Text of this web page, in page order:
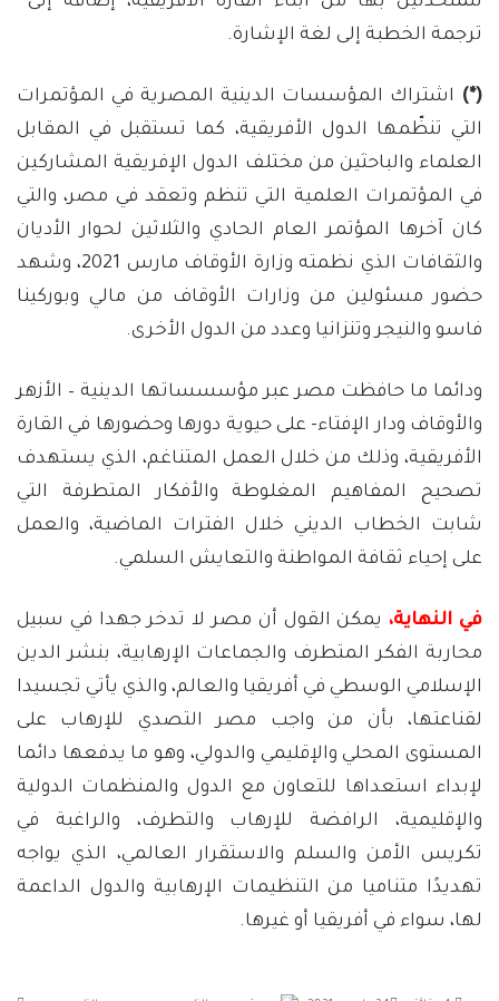
ترجمة الخطبة إلى لغة الإشارة.
(*) اشتراك المؤسسات الدينية المصرية في المؤتمرات
التي تنظّمها الدول الأفريقية، كما تستقبل في المقابل
العلماء والباحثين من مختلف الدول الإفريقية المشاركين
في المؤتمرات العلمية التي تنظم وتعقد في مصر، والتي
كان آخرها المؤتمر العام الحادي والثلاثين لحوار الأديان
والثقافات الذي نظمته وزارة الأوقاف مارس 2021، وشهد
حضور مسئولين من وزارات الأوقاف من مالي وبوركينا
فاسو والنيجر وتنزانيا وعدد من الدول الأخرى.
ودائما ما حافظت مصر عبر مؤسسساتها الدينية – الأزهر
والأوقاف ودار الإفتاء- على حيوية دورها وحضورها في القارة
الأفريقية، وذلك من خلال العمل المتناغم، الذي يستهدف
تصحيح المفاهيم المغلوطة والأفكار المتطرفة التي
شابت الخطاب الديني خلال الفترات الماضية، والعمل
على إحياء ثقافة المواطنة والتعايش السلمي.
في النهاية، يمكن القول أن مصر لا تدخر جهدا في سبيل
محاربة الفكر المتطرف والجماعات الإرهابية، بنشر الدين
الإسلامي الوسطي في أفريقيا والعالم، والذي يأتي تجسيدا
لقناعتها، بأن من واجب مصر التصدي للإرهاب على
المستوى المحلي والإقليمي والدولي، وهو ما يدفعها دائما
لإبداء استعداها للتعاون مع الدول والمنظمات الدولية
والإقليمية، الرافضة للإرهاب والتطرف، والراغبة في
تكريس الأمن والسلم والاستقرار العالمي، الذي يواجه
تهديدًا متناميا من التنظيمات الإرهابية والدول الداعمة
لها، سواء في أفريقيا أو غيرها.